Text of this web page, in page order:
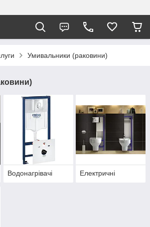
Умивальники (раковини)
Водонагрівачі Електричні